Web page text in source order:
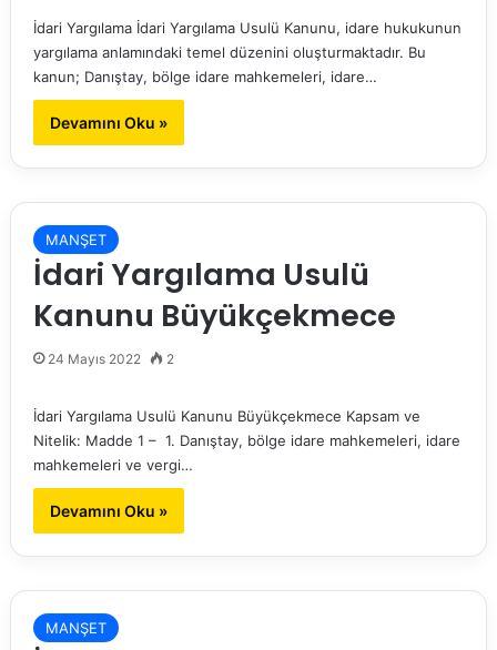
İdari Yargılama İdari Yargılama Usulü Kanunu, idare hukukunun
yargılama anlamındaki temel düzenini oluşturmaktadır. Bu
kanun; Danıştay, bölge idare mahkemeleri, idare…
Devamını Oku »
MANŞET
İdari Yargılama Usulü
Kanunu Büyükçekmece
24 Mayıs 2022 2
İdari Yargılama Usulü Kanunu Büyükçekmece Kapsam ve
Nitelik: Madde 1 – 1. Danıştay, bölge idare mahkemeleri, idare
mahkemeleri ve vergi…
Devamını Oku »
MANŞET